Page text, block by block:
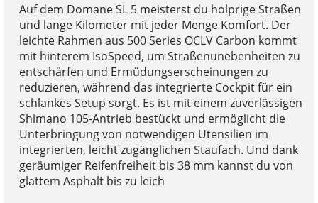
Auf dem Domane SL 5 meisterst du holprige Straßen
und lange Kilometer mit jeder Menge Komfort. Der
leichte Rahmen aus 500 Series OCLV Carbon kommt
mit hinterem IsoSpeed, um Straßenunebenheiten zu
entschärfen und Ermüdungserscheinungen zu
reduzieren, während das integrierte Cockpit für ein
schlankes Setup sorgt. Es ist mit einem zuverlässigen
Shimano 105-Antrieb bestückt und ermöglicht die
Unterbringung von notwendigen Utensilien im
integrierten, leicht zugänglichen Staufach. Und dank
geräumiger Reifenfreiheit bis 38 mm kannst du von
glattem Asphalt bis zu leich